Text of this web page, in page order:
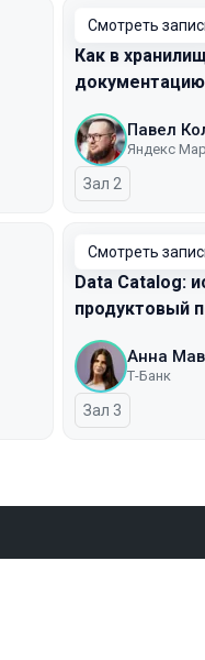
Смотреть
Как в
Павел
Яндекс
Зал 2
Смотреть
Data Catalog:
продуктовый
Анна
Т-Банк
Зал 3